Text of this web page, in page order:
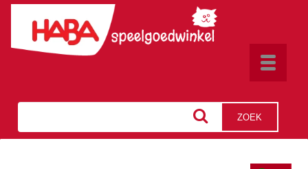
Toggle
ZOEK